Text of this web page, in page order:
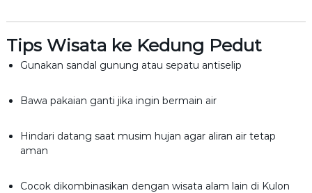
Tips Wisata ke Kedung Pedut
Gunakan sandal gunung atau sepatu antiselip
Bawa pakaian ganti jika ingin bermain air
Hindari datang saat musim hujan agar aliran air tetap
aman
Cocok dikombinasikan dengan wisata alam lain di Kulon